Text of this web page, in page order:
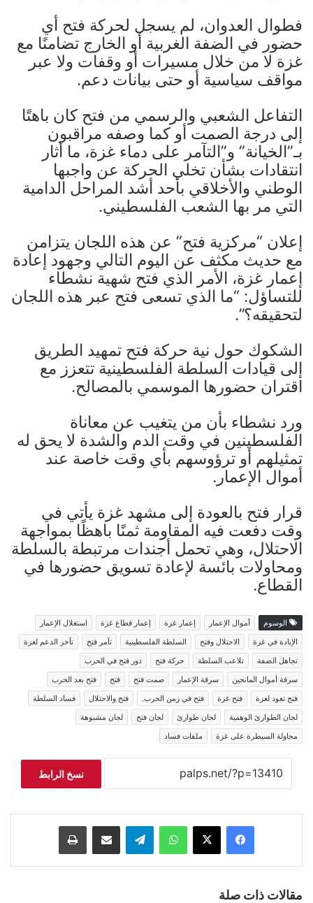
فطوال العدوان، لم يسجل لحركة فتح أي
حضور في الضفة الغربية أو الخارج تضامنًا مع
غزة لا من خلال مسيرات أو وقفات ولا عبر
مواقف سياسية أو حتى بيانات دعم.
التفاعل الشعبي والرسمي من فتح كان باهتًا
إلى درجة الصمت أو كما وصفه مراقبون
بـ”الخيانة” و”التآمر على دماء غزة، ما أثار
انتقادات بشأن تخلي الحركة عن واجبها
الوطني والأخلاقي بأحد أشد المراحل الدامية
التي مر بها الشعب الفلسطيني.
إعلان “مركزية فتح” عن هذه اللجان يتزامن
مع حديث مكثف عن اليوم التالي وجهود إعادة
إعمار غزة، الأمر الذي فتح شهية نشطاء
للتساؤل: “ما الذي تسعى فتح عبر هذه اللجان
لتحقيقه؟”.
الشكوك حول نية حركة فتح تمهيد الطريق
إلى قيادات السلطة الفلسطينية تتعزز مع
اقتران حضورها الموسمي بالمصالح.
ورد نشطاء بأن من يتغيب عن معاناة
الفلسطينين في وقت الدم والشدة لا يحق له
تمثيلهم أو ترؤوسهم بأي وقت خاصة عند
أموال الإعمار.
قرار فتح بالعودة إلى مشهد غزة يأتي في
وقت دفعت فيه المقاومة ثمنًا باهظًا بمواجهة
الاحتلال، وهي تحمل أجندات مرتبطة بالسلطة
ومحاولات بائسة لإعادة تسويق حضورها في
القطاع.
الوسوم أموال الإعمار إعمار غزة إعمار قطاع غزة
استغلال الإعمار
الإبادة في غزة
الاحتلال وفتح السلطة الفلسطينية تآمر فتح
تأخر الدعم لغزة
تجاهل الضفة
تلاعب السلطة حركة فتح
دور فتح في الحرب
سرقة أموال المانحين
سرقة الإعمار صمت فتح فتح
فتح بعد الحرب
فتح تعود لغزة
فتح غزة فتح في زمن الحرب. فتح والاحتلال
فساد السلطة
لجان الطوارئ الوهمية
لجان طوارئ لجان فتح
لجان مشبوهة
محاولة السيطرة على غزة
ملفات فساد
نسخ الرابط
فيسبوك ‫X واتساب تيلقرام مشاركة عبر البريد طباعة
مقالات ذات صلة